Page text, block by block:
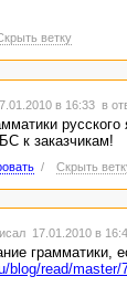
ветку
в 16:33 в
к заказчикам!
/ Скрыть
17.01.2010 в
грамматики,
blog/read/master/